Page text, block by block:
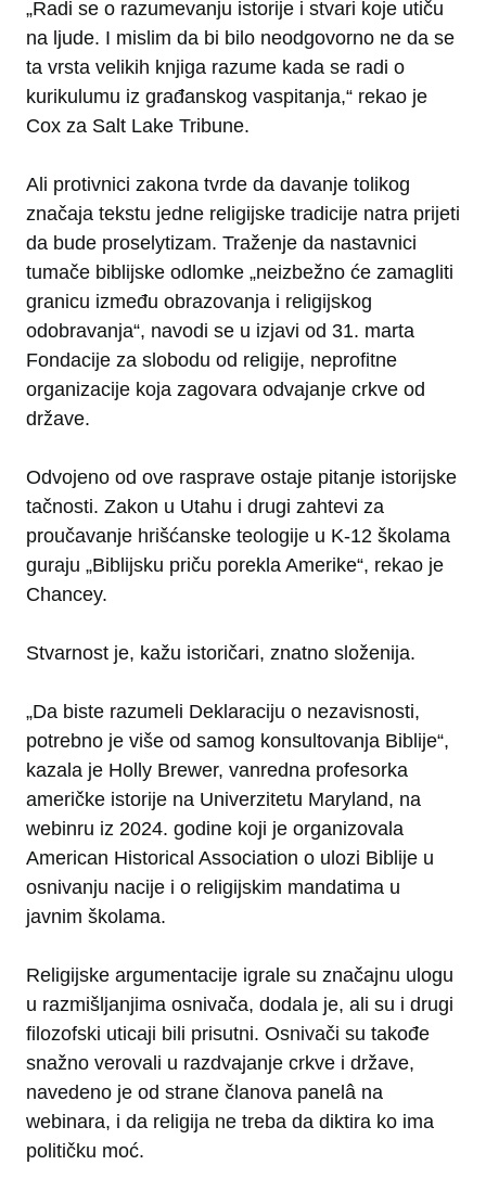
„Radi se o razumevanju istorije i stvari koje utiču
na ljude. I mislim da bi bilo neodgovorno ne da se
ta vrsta velikih knjiga razume kada se radi o
kurikulumu iz građanskog vaspitanja,“ rekao je
Cox za Salt Lake Tribune.
Ali protivnici zakona tvrde da davanje tolikog
značaja tekstu jedne religijske tradicije natra prijeti
da bude proselytizam. Traženje da nastavnici
tumače biblijske odlomke „neizbežno će zamagliti
granicu između obrazovanja i religijskog
odobravanja“, navodi se u izjavi od 31. marta
Fondacije za slobodu od religije, neprofitne
organizacije koja zagovara odvajanje crkve od
države.
Odvojeno od ove rasprave ostaje pitanje istorijske
tačnosti. Zakon u Utahu i drugi zahtevi za
proučavanje hrišćanske teologije u K-12 školama
guraju „Biblijsku priču porekla Amerike“, rekao je
Chancey.
Stvarnost je, kažu istoričari, znatno složenija.
„Da biste razumeli Deklaraciju o nezavisnosti,
potrebno je više od samog konsultovanja Biblije“,
kazala je Holly Brewer, vanredna profesorka
američke istorije na Univerzitetu Maryland, na
webinru iz 2024. godine koji je organizovala
American Historical Association o ulozi Biblije u
osnivanju nacije i o religijskim mandatima u
javnim školama.
Religijske argumentacije igrale su značajnu ulogu
u razmišljanjima osnivača, dodala je, ali su i drugi
filozofski uticaji bili prisutni. Osnivači su takođe
snažno verovali u razdvajanje crkve i države,
navedeno je od strane članova panelâ na
webinara, i da religija ne treba da diktira ko ima
političku moć.